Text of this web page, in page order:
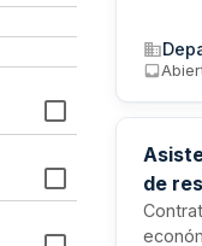
digital,
digital,
de